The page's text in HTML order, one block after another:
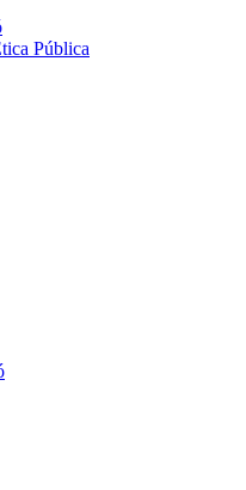
Pública